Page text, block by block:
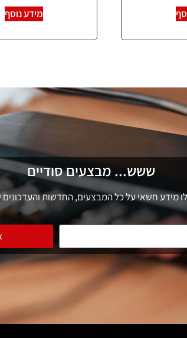
מידע נוסף
ששש... מבצעים סודיים
מידע חשאי על כל המבצעים, החדשות והעדכונים